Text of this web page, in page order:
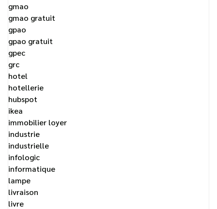
gmao
gmao gratuit
gpao
gpao gratuit
gpec
grc
hotel
hotellerie
hubspot
ikea
immobilier loyer
industrie
industrielle
infologic
informatique
lampe
livraison
livre